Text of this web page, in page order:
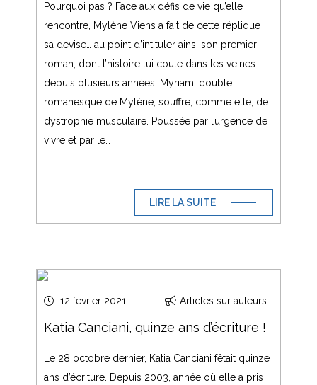
Pourquoi pas ? Face aux défis de vie qu’elle
rencontre, Mylène Viens a fait de cette réplique
sa devise… au point d’intituler ainsi son premier
roman, dont l’histoire lui coule dans les veines
depuis plusieurs années. Myriam, double
romanesque de Mylène, souffre, comme elle, de
dystrophie musculaire. Poussée par l’urgence de
vivre et par le…
LIRE LA SUITE
12 février 2021 Articles sur auteurs
Katia Canciani, quinze ans d’écriture !
Le 28 octobre dernier, Katia Canciani fêtait quinze
ans d’écriture. Depuis 2003, année où elle a pris